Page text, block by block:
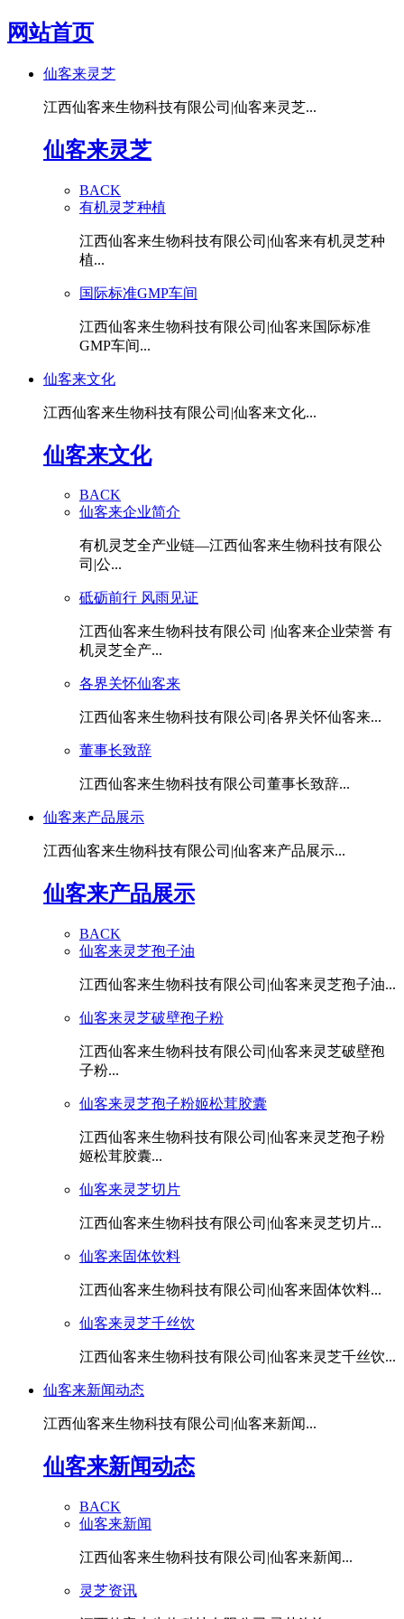
网站首页
仙客来灵芝
江西仙客来生物科技有限公司|仙客来灵芝...
仙客来灵芝
BACK
有机灵芝种植
江西仙客来生物科技有限公司|仙客来有机灵芝种
植...
国际标准GMP车间
江西仙客来生物科技有限公司|仙客来国际标准
GMP车间...
仙客来文化
江西仙客来生物科技有限公司|仙客来文化...
仙客来文化
BACK
仙客来企业简介
有机灵芝全产业链—江西仙客来生物科技有限公
司|公...
砥砺前行 风雨见证
江西仙客来生物科技有限公司 |仙客来企业荣誉 有
机灵芝全产...
各界关怀仙客来
江西仙客来生物科技有限公司|各界关怀仙客来...
董事长致辞
江西仙客来生物科技有限公司董事长致辞...
仙客来产品展示
江西仙客来生物科技有限公司|仙客来产品展示...
仙客来产品展示
BACK
仙客来灵芝孢子油
江西仙客来生物科技有限公司|仙客来灵芝孢子油...
仙客来灵芝破壁孢子粉
江西仙客来生物科技有限公司|仙客来灵芝破壁孢
子粉...
仙客来灵芝孢子粉姬松茸胶囊
江西仙客来生物科技有限公司|仙客来灵芝孢子粉
姬松茸胶囊...
仙客来灵芝切片
江西仙客来生物科技有限公司|仙客来灵芝切片...
仙客来固体饮料
江西仙客来生物科技有限公司|仙客来固体饮料...
仙客来灵芝千丝饮
江西仙客来生物科技有限公司|仙客来灵芝千丝饮...
仙客来新闻动态
江西仙客来生物科技有限公司|仙客来新闻...
仙客来新闻动态
BACK
仙客来新闻
江西仙客来生物科技有限公司|仙客来新闻...
灵芝资讯